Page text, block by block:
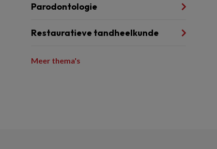
Parodontologie
Restauratieve tandheelkunde
Meer thema's